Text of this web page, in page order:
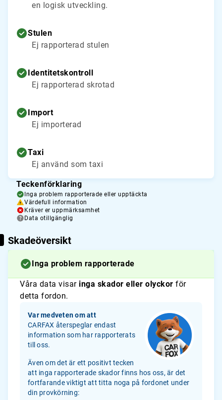
en logisk utveckling.
Stulen
Ej rapporterad stulen
Identitetskontroll
Ej rapporterad skrotad
Import
Ej importerad
Taxi
Ej använd som taxi
Teckenförklaring
Inga problem rapporterade eller upptäckta
Värdefull information
Kräver er uppmärksamhet
Data otillgänglig
Skadeöversikt
Inga problem rapporterade
Våra data visar inga skador eller olyckor för
detta fordon.
Var medveten om att
CARFAX återspeglar endast
information som har rapporterats
till oss.
Även om det är ett positivt tecken
att inga rapporterade skador finns hos oss, är det
fortfarande viktigt att titta noga på fordonet under
din provkörning: